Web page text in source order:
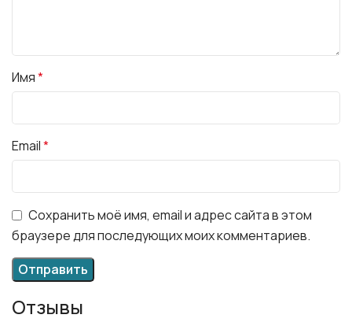
Отзывы
Имя*
Email*
Сохранить моё имя, email и адрес сайта в этом
браузере для последующих моих комментариев.